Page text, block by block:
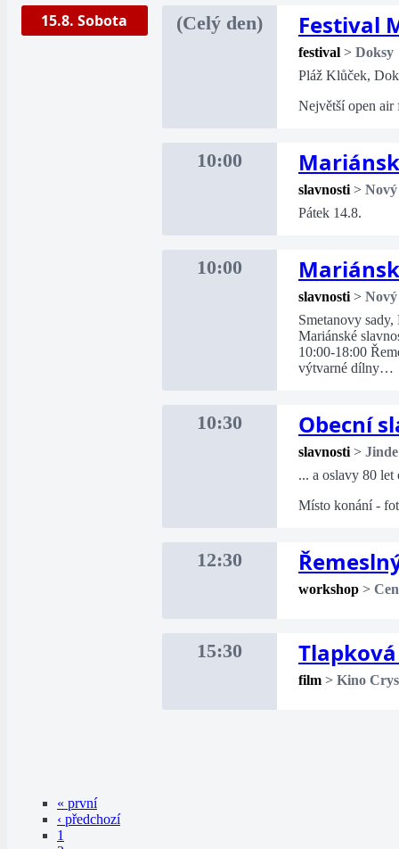
15.8. Sobota (Celý den) Festival
festival > Doksy
Pláž Klůček,
Největší open air
10:00
slavnosti >
Pátek 14.8.
10:00
slavnosti >
Smetanovy
Mariánské
10:00-18:00
výtvarné dílny…
10:30 Obecní
slavnosti > Jinde
... a oslavy 80
Místo konání -
12:30
workshop >
15:30
film > Kino
« první
‹ předchozí
1